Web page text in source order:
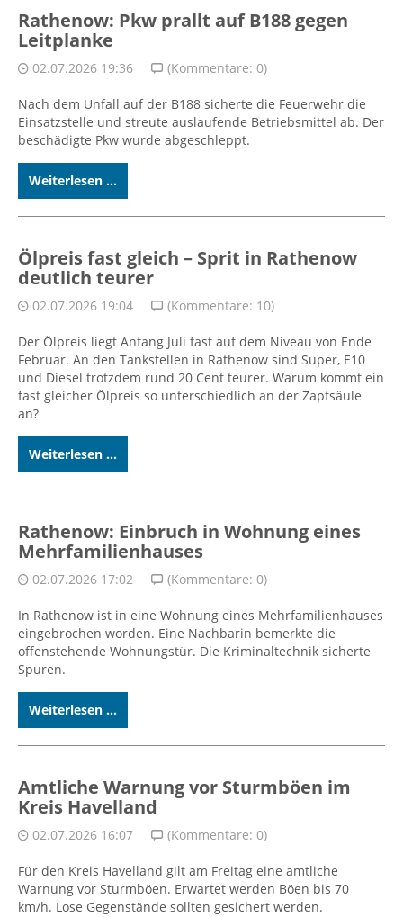
Rathenow: Pkw prallt auf B188 gegen
Leitplanke
02.07.2026 19:36 (Kommentare: 0)
Nach dem Unfall auf der B188 sicherte die Feuerwehr die
Einsatzstelle und streute auslaufende Betriebsmittel ab. Der
beschädigte Pkw wurde abgeschleppt.
Weiterlesen ...
Ölpreis fast gleich – Sprit in Rathenow
deutlich teurer
02.07.2026 19:04 (Kommentare: 10)
Der Ölpreis liegt Anfang Juli fast auf dem Niveau von Ende
Februar. An den Tankstellen in Rathenow sind Super, E10
und Diesel trotzdem rund 20 Cent teurer. Warum kommt ein
fast gleicher Ölpreis so unterschiedlich an der Zapfsäule
an?
Weiterlesen ...
Rathenow: Einbruch in Wohnung eines
Mehrfamilienhauses
02.07.2026 17:02 (Kommentare: 0)
In Rathenow ist in eine Wohnung eines Mehrfamilienhauses
eingebrochen worden. Eine Nachbarin bemerkte die
offenstehende Wohnungstür. Die Kriminaltechnik sicherte
Spuren.
Weiterlesen ...
Amtliche Warnung vor Sturmböen im
Kreis Havelland
02.07.2026 16:07 (Kommentare: 0)
Für den Kreis Havelland gilt am Freitag eine amtliche
Warnung vor Sturmböen. Erwartet werden Böen bis 70
km/h. Lose Gegenstände sollten gesichert werden.